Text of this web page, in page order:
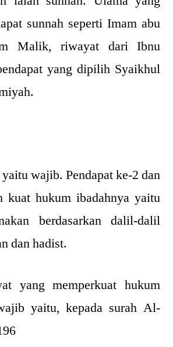
sunnah seperti Imam abu
Malik, riwayat dari Ibnu
yang dipilih Syaikhul
wajib. Pendapat ke-2 dan
kuat hukum ibadahnya yaitu
berdasarkan dalil-dalil
dan hadist.
yang memperkuat hukum
yaitu, kepada surah Al-